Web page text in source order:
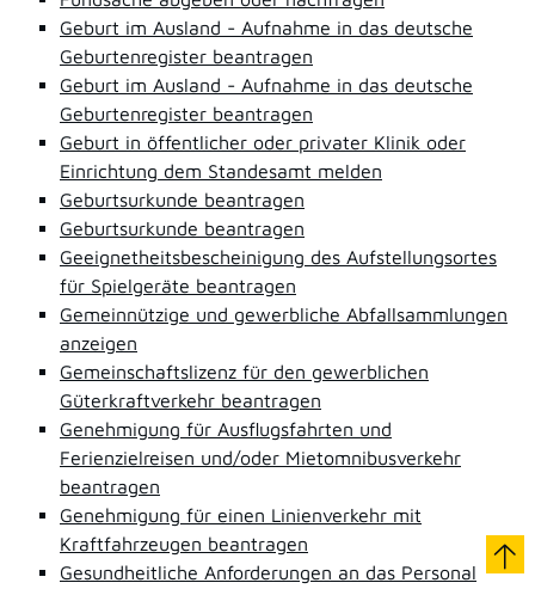
Geburt im Ausland - Aufnahme in das deutsche
Geburtenregister beantragen
Geburt im Ausland - Aufnahme in das deutsche
Geburtenregister beantragen
Geburt in öffentlicher oder privater Klinik oder
Einrichtung dem Standesamt melden
Geburtsurkunde beantragen
Geburtsurkunde beantragen
Geeignetheitsbescheinigung des Aufstellungsortes
für Spielgeräte beantragen
Gemeinnützige und gewerbliche Abfallsammlungen
anzeigen
Gemeinschaftslizenz für den gewerblichen
Güterkraftverkehr beantragen
Genehmigung für Ausflugsfahrten und
Ferienzielreisen und/oder Mietomnibusverkehr
beantragen
Genehmigung für einen Linienverkehr mit
Kraftfahrzeugen beantragen
Gesundheitliche Anforderungen an das Personal